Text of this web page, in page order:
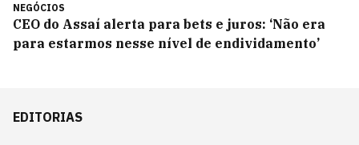
NEGÓCIOS
CEO do Assaí alerta para bets e juros: ‘Não era
para estarmos nesse nível de endividamento’
EDITORIAS